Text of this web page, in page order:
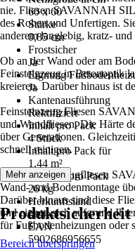
60 x 60
Stärke
0,85 cm
Frostsicher
Ja
Eignung
Ja
Kantenausführung
Rektifiziert
Inhalt pro Pack
4 Stück
Inhalt pro Pack für
1,44 m²
Gewicht pro Pack
26 kg
Herkunftsland
Indien
EAN
5902686956655
nie. Fliesen SAVANNAH
des Rohen und Unfertigen.
anderem langlebig, kratz- und
Ob an der Wand oder am
Feinsteigzeug in Betonoptik
kreieren. Darüber hinaus ist
Feinsteinzeug Fliesen
und Wandfliesen. Die Härte
über Generationen.
schnell reinigen.
Die Feinsteinzeugfliesen
Wand- und Bodenmontage
Darüber hinaus sind diese
und eignen sich aufgrund
für Fußbodenheizungen oder
Mehr anzeigen
Produktsicherheit
Bereich überspringen